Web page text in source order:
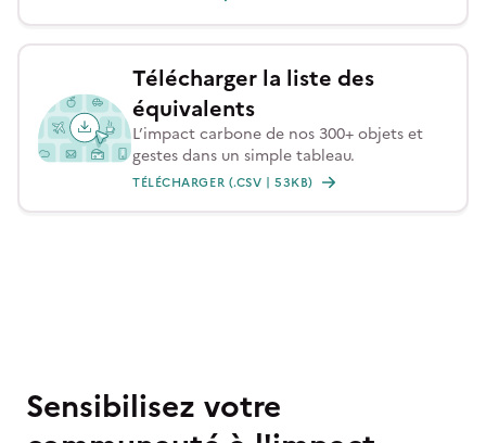
Télécharger la liste des
équivalents
L’impact carbone de nos 300+ objets et
gestes dans un simple tableau.
TÉLÉCHARGER (.CSV | 53KB)
Sensibilisez votre